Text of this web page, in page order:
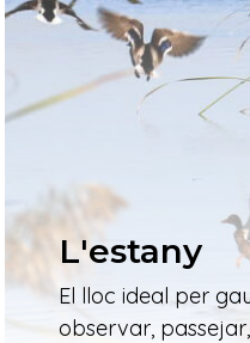
L'estany
El lloc ideal per
observar,